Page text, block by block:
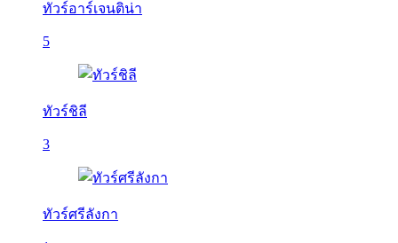
ทัวร์อาร์เจนติน่า
5
ทัวร์ชิลี
3
ทัวร์ศรีลังกา